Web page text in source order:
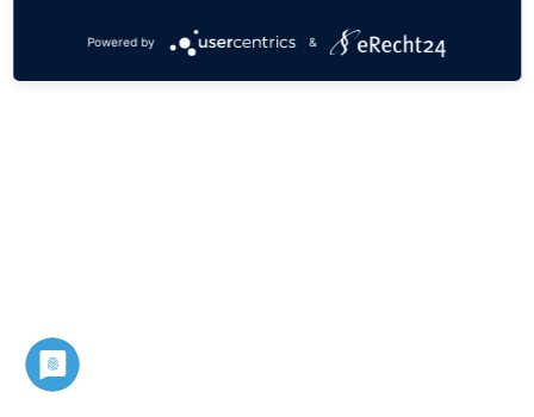
Powered by &